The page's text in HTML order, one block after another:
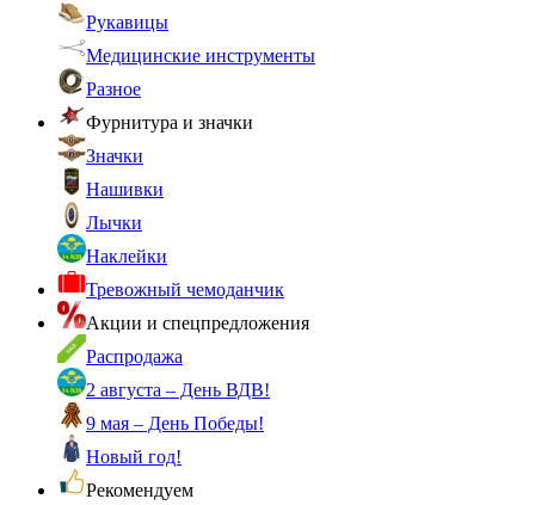
Рукавицы
Медицинские инструменты
Разное
Фурнитура и значки
Значки
Нашивки
Лычки
Наклейки
Тревожный чемоданчик
Акции и спецпредложения
Распродажа
2 августа – День ВДВ!
9 мая – День Победы!
Новый год!
Рекомендуем